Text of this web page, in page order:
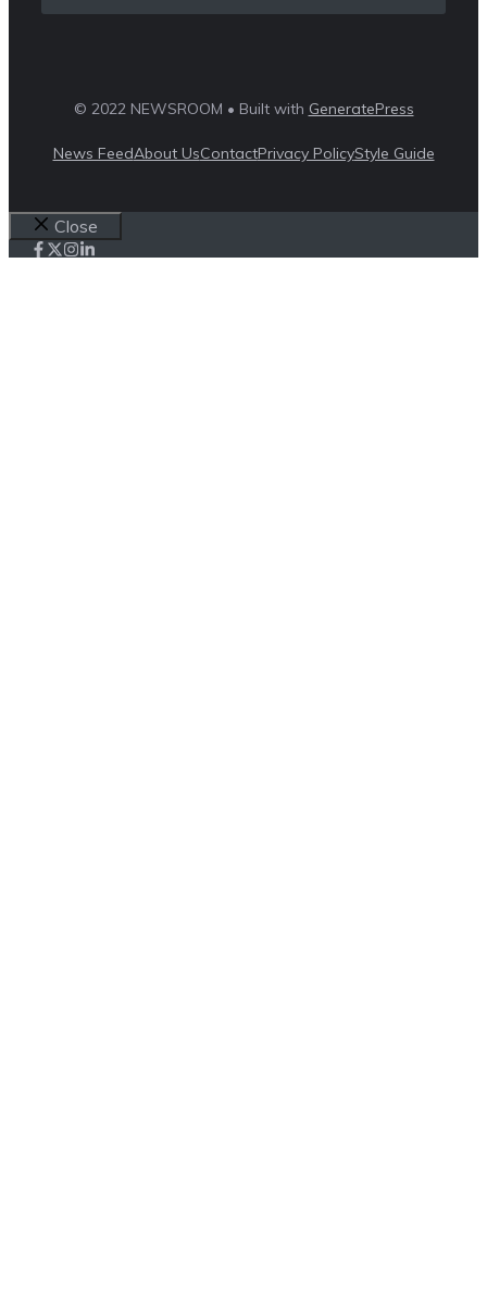
© 2022 NEWSROOM • Built with GeneratePress
News FeedAbout UsContactPrivacy PolicyStyle Guide
Close